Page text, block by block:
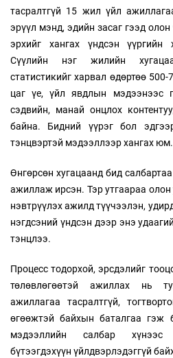
тасралтгүй 15 жил үйл
эрүүл мэнд, эдийн засаг гээд
эрхийг хангах үндсэн
Сүүлийн нэг жилийн
статистикийг харвал өдөртөө 500-
цаг үе, үйл явдлын мэдээнээс
сэдвийн, манай онцлох
байна. Бидний үүрэг бол
тэнцвэртэй мэдээллээр хангах юм.
Өнгөрсөн хугацаанд бид
ажиллаж ирсэн. Тэр утгаараа
нэвтрүүлэх ажилд түүчээлэн,
нэгдсэний үндсэн дээр энэ
тэнцлээ.
Процесс тодорхой, эрсдэлийг
төлөвлөгөөтэй ажиллах нь
ажиллагаа тасралтгүй,
өгөөжтэй байхын баталгаа гэж
мэдээллийн салбар хүнээс
бүтээгдэхүүн үйлдвэрлэдэггүй